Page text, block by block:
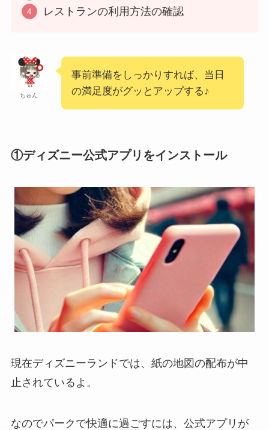
レストランの利用方法の確認
ちゅん
事前準備をしっかりすれば、当日
の満足度がグッとアップする♪
①ディズニー公式アプリをインストール
現在ディズニーランドでは、紙の地図の配布が中
止されているよ。
なのでパークで快適に過ごすには、公式アプリが